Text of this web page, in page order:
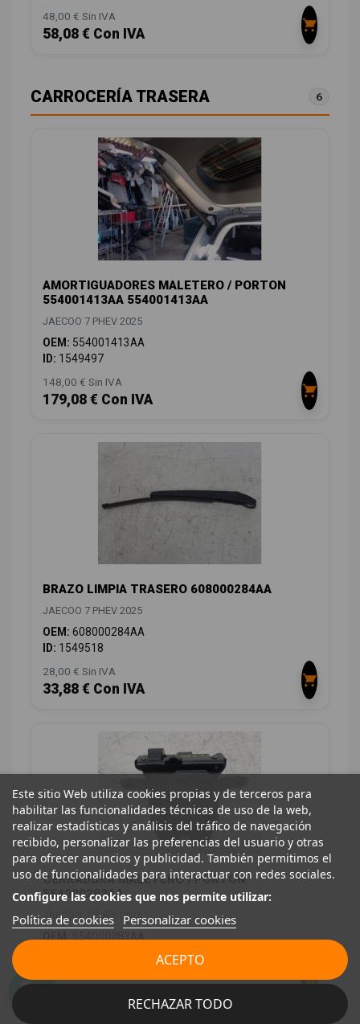
48,00 € Sin IVA
58,08 € Con IVA
CARROCERÍA TRASERA 6
AMORTIGUADORES MALETERO / PORTON
554001413AA 554001413AA
JAECOO 7 PHEV 2025
OEM: 554001413AA
ID: 1549497
148,00 € Sin IVA
179,08 € Con IVA
BRAZO LIMPIA TRASERO 608000284AA
JAECOO 7 PHEV 2025
OEM: 608000284AA
ID: 1549518
28,00 € Sin IVA
33,88 € Con IVA
CERRADURA MALETERO / PORTON
554000283AA
JAECOO 7 PHEV 2025
Este sitio Web utiliza cookies propias y de terceros para
habilitar las funcionalidades técnicas de uso de la web,
realizar estadísticas y análisis del tráfico de navegación
recibido, personalizar las preferencias del usuario y otras
para ofrecer anuncios y publicidad. También permitimos el
uso de funcionalidades para interactuar con redes sociales.
Configure las cookies que nos permite utilizar:
Política de cookies Personalizar cookies
RECHAZAR TODO
ACEPTO